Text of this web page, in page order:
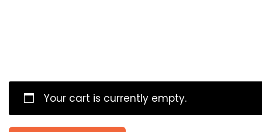
Your cart is currently empty.